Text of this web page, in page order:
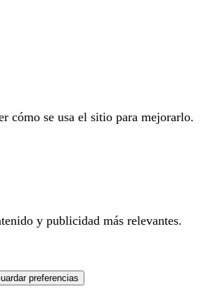
cómo se usa el sitio para mejorarlo.
y publicidad más relevantes.
preferencias